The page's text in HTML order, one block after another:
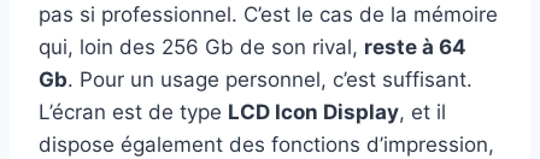
pas si professionnel. C’est le cas de la mémoire
qui, loin des 256 Gb de son rival, reste à 64
Gb. Pour un usage personnel, c’est suffisant.
L’écran est de type LCD Icon Display, et il
dispose également des fonctions d’impression,